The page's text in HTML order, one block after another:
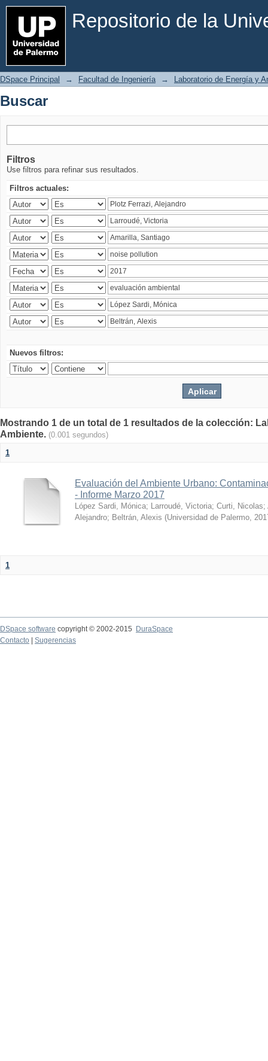
Repositorio de la
Buscar
DSpace Principal → Facultad de Ingeniería → Laboratorio de Energía y
Buscar
Filtros
Use filtros para refinar sus resultados.
Filtros actuales:
Nuevos filtros:
Mostrando 1 de un total de 1 resultados de la colección:
Ambiente. (0.001 segundos)
1
Evaluación del Ambiente Urbano:
- Informe Marzo 2017
López Sardi, Mónica; Larroudé, Victoria; Curti, Nicolas;
Alejandro; Beltrán, Alexis (Universidad de Palermo,
1
DSpace software copyright © 2002-2015
DuraSpace
Contacto
Sugerencias